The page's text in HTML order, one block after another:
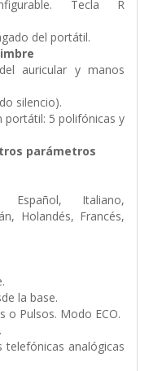
Tecla R
del portátil.
auricular y manos
silencio).
portátil: 5 polifónicas y
parámetros
Español, Italiano,
Holandés, Francés,
la base.
o Pulsos. Modo ECO.
telefónicas analógicas